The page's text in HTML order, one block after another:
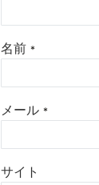
名前 *
メール *
サイト